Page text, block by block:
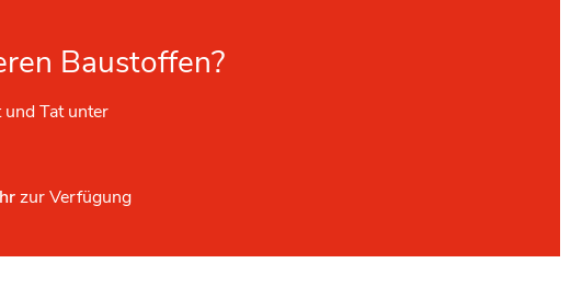
Baustoffen?
Tat unter
zur Verfügung